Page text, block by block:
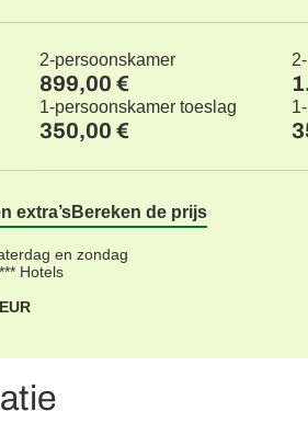
2-persoonskamer
899,00 €
1-persoonskamer toeslag
350,00 €
extra’sBereken de prijs
en zondag
Hotels